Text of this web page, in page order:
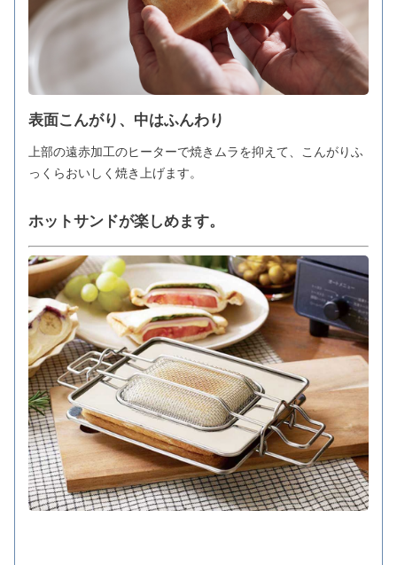
表面こんがり、中はふんわり
上部の遠赤加工のヒーターで焼きムラを抑えて、こんがりふ
っくらおいしく焼き上げます。
ホットサンドが楽しめます。